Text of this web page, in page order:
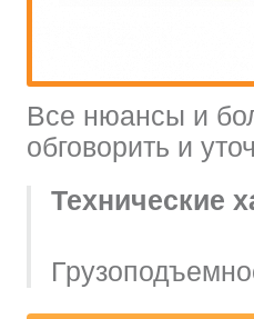
Все нюансы и
обговорить и
Технические